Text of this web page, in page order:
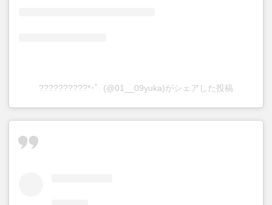
??????????*･゜(@01__09yuka)がシェアした投稿